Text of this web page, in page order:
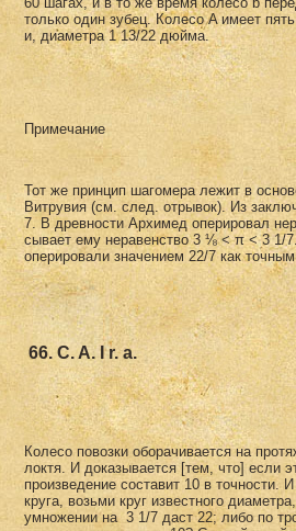
только один зубец. Колесо A имеет
и, диаметра 1 13/22 дюйма.
Примечание
Тот же принцип шагомера лежит в
Витрувия (см. след. отрывок). Из
7. В древности Архимед оперировал
сывает ему неравенство 3 ⅛ < π < 3 1/
оперировали значением 22/7 как
66. C. A. I r. a.
Колесо повозки оборачивается на
локтя. И доказывается [тем, что] если
произведение составит 10 в точности.
круга, возьми круг известного
yмножении на 3 1/7 даст 22; либо по